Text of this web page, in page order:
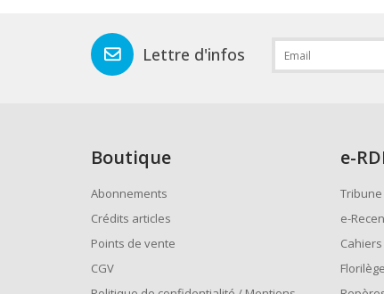
Lettre d'infos
Boutique
Abonnements
Crédits articles
Points de vente
CGV
e-
Tribune
e-
Cahiers